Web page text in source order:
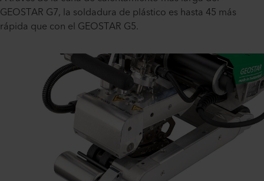
GEOSTAR G7, la soldadura de plástico es hasta 45 más
rápida que con el GEOSTAR G5.